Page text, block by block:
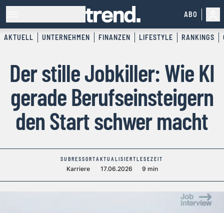
ABO
AKTUELL UNTERNEHMEN FINANZEN LIFESTYLE RANKINGS
Der stille Jobkiller: Wie KI
gerade Berufseinsteigern
den Start schwer macht
SUBRESSORT
Karriere
AKTUALISIERT
17.06.2026
LESEZEIT
9 min